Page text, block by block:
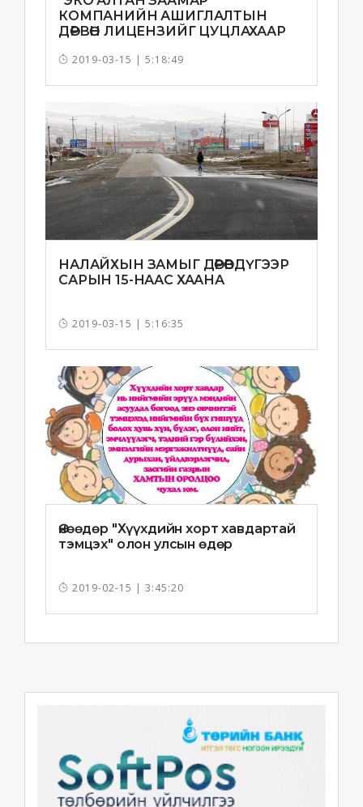
КОМПАНИЙН АШИГЛАЛТЫН
ДӨРВӨН ЛИЦЕНЗИЙГ ЦУЦЛАХААР
2019-03-15 | 5:18:49
НАЛАЙХЫН ЗАМЫГ ДӨРӨВДҮГЭЭР
САРЫН 15-НААС ХААНА
2019-03-15 | 5:16:35
Өнөөдөр "Хүүхдийн хорт хавдартай
тэмцэх" олон улсын өдөр
2019-02-15 | 3:45:20